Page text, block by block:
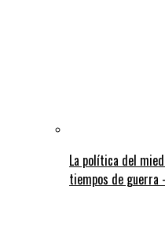
La política del
tiempos de guerra